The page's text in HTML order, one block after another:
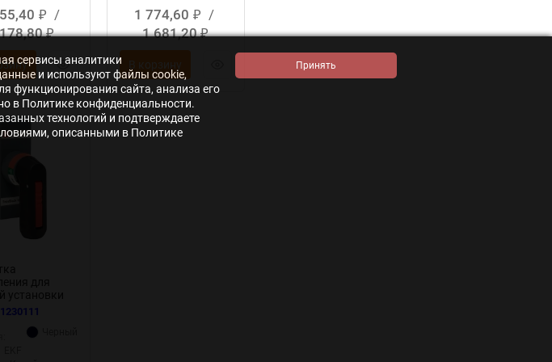
₽
/
₽
1 774,60 ₽
/
1 681,20₽
160-250А
сервисы аналитики
и используют файлы cookie,
функционирования сайта, анализа его
в Политике конфиденциальности.
технологий и подтверждаете
описанными в Политике